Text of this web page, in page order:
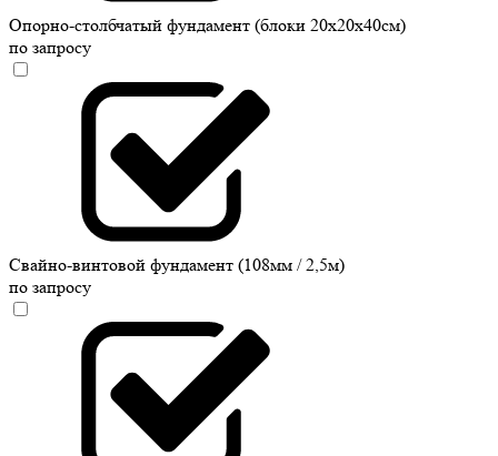
Опорно-столбчатый фундамент (блоки 20х20х40см)
по запросу
Свайно-винтовой фундамент (108мм / 2,5м)
по запросу